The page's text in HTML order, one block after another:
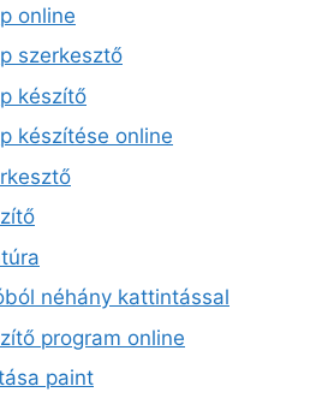
online
szerkesztő
készítő
készítése online
néhány kattintással
program online
paint